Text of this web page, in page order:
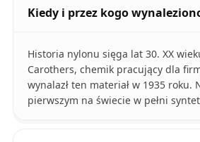
Kiedy i przez kogo
Historia nylonu sięga lat 30. XX
Carothers, chemik pracujący dla
wynalazł ten materiał w 1935 roku.
pierwszym na świecie w pełni